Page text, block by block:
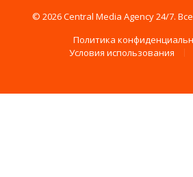
© 2026 Central Media Agency 24/7.
Политика
Условия использования